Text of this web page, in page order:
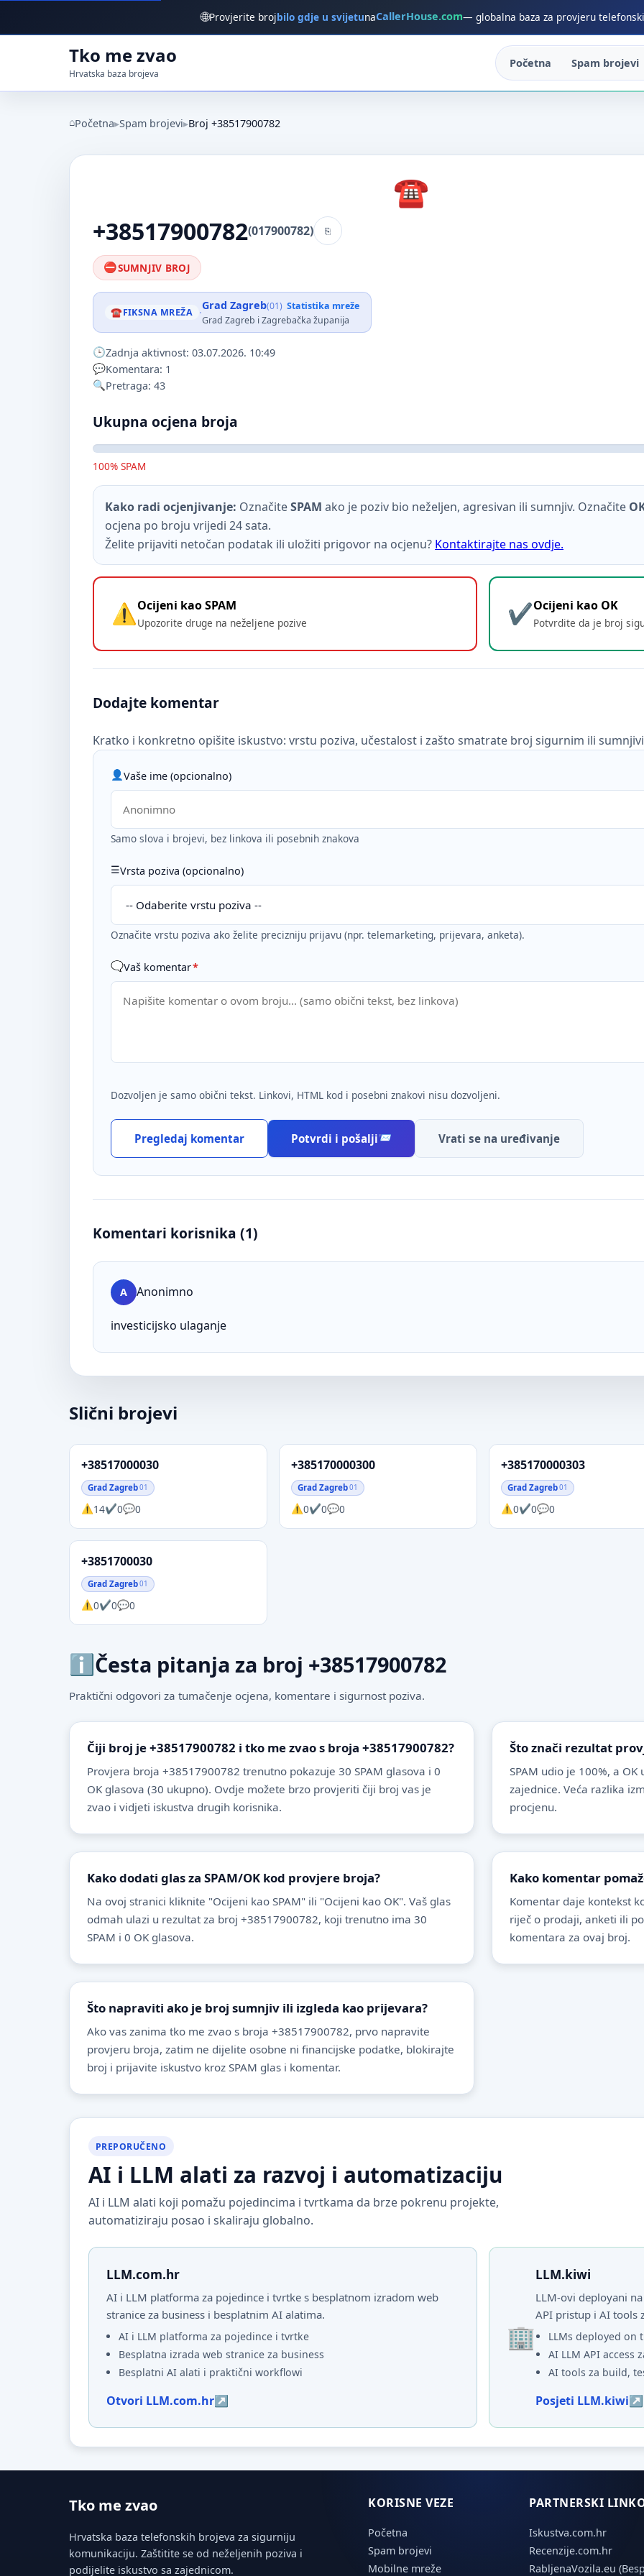
🌐Provjerite brojbilo gdje u svijetunaCallerHouse.com— globalna baza za provjeru
Tko me zvao
Hrvatska baza brojeva
Početna Spam brojevi
Početna Spam brojevi Broj +38517900782
+38517900782(017900782)
SUMNJIV BROJ
FIKSNA MREŽA ·Grad Zagreb(01) Statistika mreže
Grad Zagreb i Zagrebačka županija
Zadnja aktivnost: 03.07.2026. 10:49
Komentara: 1
Pretraga: 43
Ukupna ocjena broja
100% SPAM
Kako radi ocjenjivanje: OznačiteSPAM ako je poziv bio neželjen, agresivan ili sumnjiv. Označite
ocjena po broju vrijedi 24 sata.
Želite prijaviti netočan podatak ili uložiti prigovor na ocjenu? Kontaktirajte nas ovdje.
Ocijeni kao SPAM
Upozorite druge na neželjene pozive
Ocijeni kao OK
Potvrdite da je broj
Dodajte komentar
Kratko i konkretno opišite iskustvo: vrstu poziva, učestalost i zašto smatrate broj sigurnim ili
Vaše ime (opcionalno)
Samo slova i brojevi, bez linkova ili posebnih znakova
Vrsta poziva (opcionalno)
Označite vrstu poziva ako želite precizniju prijavu (npr. telemarketing, prijevara, anketa).
Vaš komentar*
Dozvoljen je samo obični tekst. Linkovi, HTML kod i posebni znakovi nisu dozvoljeni.
Pregledaj komentar Potvrdi i pošalji Vrati se na uređivanje
Komentari korisnika (1)
A Anonimno
investicijsko ulaganje
Slični brojevi
+38517000030
Grad Zagreb01
14 0 0
+385170000300
Grad Zagreb01
0 0 0
+385170000303
Grad Zagreb01
0 0 0
+3851700030
Grad Zagreb01
0 0 0
Česta pitanja za broj +38517900782
Praktični odgovori za tumačenje ocjena, komentare i sigurnost poziva.
Čiji broj je +38517900782 i tko me zvao s broja +38517900782?
Provjera broja +38517900782 trenutno pokazuje 30 SPAM glasova i 0
OK glasova (30 ukupno). Ovdje možete brzo provjeriti čiji broj vas je
zvao i vidjeti iskustva drugih korisnika.
Što znači rezultat
SPAM udio je 100%, a
zajednice. Veća razlika
procjenu.
Kako dodati glas za SPAM/OK kod provjere broja?
Na ovoj stranici kliknite "Ocijeni kao SPAM" ili "Ocijeni kao OK". Vaš glas
odmah ulazi u rezultat za broj +38517900782, koji trenutno ima 30
SPAM i 0 OK glasova.
Kako komentar
Komentar daje kontekst
riječ o prodaji, anketi ili
komentara za ovaj broj.
Što napraviti ako je broj sumnjiv ili izgleda kao prijevara?
Ako vas zanima tko me zvao s broja +38517900782, prvo napravite
provjeru broja, zatim ne dijelite osobne ni financijske podatke, blokirajte
broj i prijavite iskustvo kroz SPAM glas i komentar.
PREPORUČENO
AI i LLM alati za razvoj i automatizaciju
AI i LLM alati koji pomažu pojedincima i tvrtkama da brze pokrenu projekte,
automatiziraju posao i skaliraju globalno.
LLM.com.hr
AI i LLM platforma za pojedince i tvrtke s besplatnom izradom web
stranice za business i besplatnim AI alatima.
AI i LLM platforma za pojedince i tvrtke
Besplatna izrada web stranice za business
Besplatni AI alati i praktični workflowi
Otvori LLM.com.hr
LLM.kiwi
LLM-ovi deployani
API pristup i AI tools
LLMs deployed on
AI LLM API access
AI tools za build,
Posjeti LLM.kiwi
Tko me zvao
Hrvatska baza telefonskih brojeva za sigurniju
komunikaciju. Zaštitite se od neželjenih poziva i
podijelite iskustvo sa zajednicom.
KORISNE VEZE
Početna
Spam brojevi
Mobilne mreže
PARTNERSKI
Iskustva.com.hr
Recenzije.com.hr
RabljenaVozila.eu